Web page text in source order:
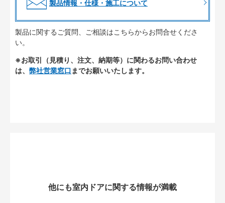
製品情報・仕様・施工について
製品に関するご質問、ご相談はこちらからお問合せくださ
い。
※お取引（見積り、注文、納期等）に関わるお問い合わせ
は、 弊社営業窓口 までお願いいたします。
他にも室内ドアに関する情報が満載